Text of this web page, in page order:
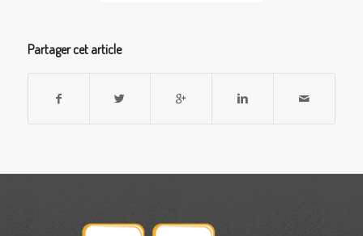
Partager cet article